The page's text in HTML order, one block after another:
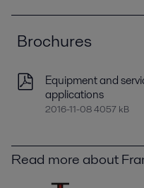
Brochures
Equipment and
applications
2016-11-08 4057 kB
Read more about